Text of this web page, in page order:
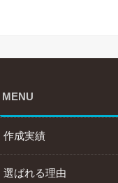
MENU
作成実績
選ばれる理由